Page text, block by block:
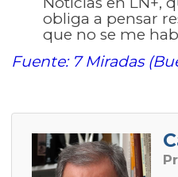
obliga a pensar
que no se me
Fuente: 7 Miradas